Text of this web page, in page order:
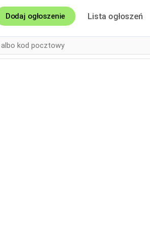
Dodaj ogłoszenie Lista ogłoszeń